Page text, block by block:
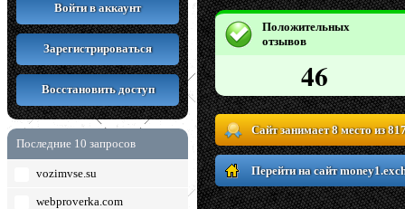
Войти в аккаунт
Зарегистрироваться
Восстановить доступ
Последние 10 запросов
vozimvse.su
webproverka.com
Положительных
отзывов
46
Сайт занимает 8 место из
Перейти на сайт